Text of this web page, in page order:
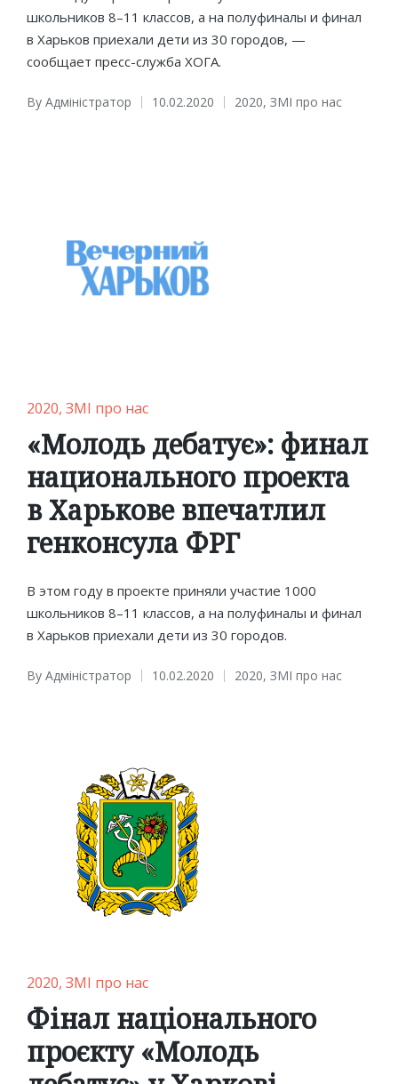
школьников 8–11 классов, а на полуфиналы и финал
в Харьков приехали дети из 30 городов, —
сообщает пресс-служба ХОГА.
Posted
By Адміністратор 10.02.2020
Posted
2020, ЗМІ про нас
Posted
2020 ЗМІ про нас
«Молодь дебатує»: финал
национального проекта
в Харькове впечатлил
генконсула ФРГ
В этом году в проекте приняли участие 1000
школьников 8–11 классов, а на полуфиналы и финал
в Харьков приехали дети из 30 городов.
Posted
By Адміністратор 10.02.2020
Posted
2020, ЗМІ про нас
Posted
in
2020 ЗМІ про нас
Фінал національного
проєкту «Молодь